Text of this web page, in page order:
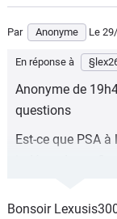
Par Anonyme Le
En réponse à
Anonyme de
questions
Est-ce que PSA
dépendance
Bonsoir